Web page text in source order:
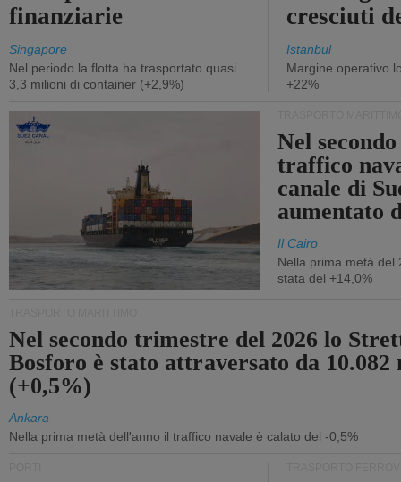
finanziarie
Singapore
Nel periodo la flotta ha trasportato quasi
3,3 milioni di container (+2,9%)
cresciuti
Istanbul
Margine operativo
+22%
Nel
traffico
canale di
aumentato
Il Cairo
Nella prima metà del
stata del +14,0%
Nel secondo trimestre del 2026 lo
Bosforo è stato attraversato da 10.082
(+0,5%)
Ankara
Nella prima metà dell'anno il traffico navale è calato del -0,5%